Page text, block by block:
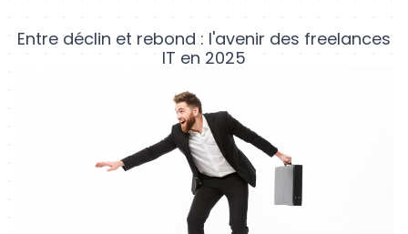
Entre déclin et rebond : l'avenir des freelances
IT en 2025